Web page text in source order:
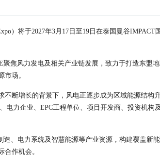
）将于2027年3月17日至19日在泰国曼谷IMPACT
焦风力发电及相关产业链发展，致力于打造东盟
市场。
断增长的背景下，风电正逐步成为区域能源结构
力企业、EPC工程单位、项目开发商、投资机构
、电力系统及智慧能源等产业资源，构建覆盖新
作机会。